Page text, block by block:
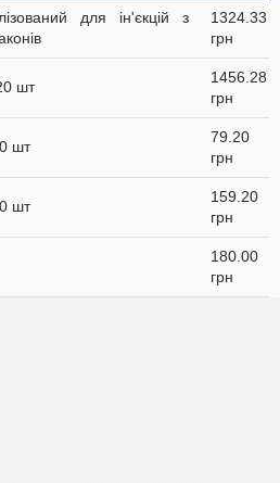
для ін'єкцій з
1324.33
грн
шт
1456.28
грн
шт
79.20
грн
шт
159.20
грн
180.00
грн